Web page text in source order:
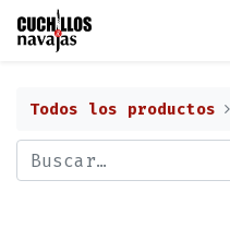
Todos los productos